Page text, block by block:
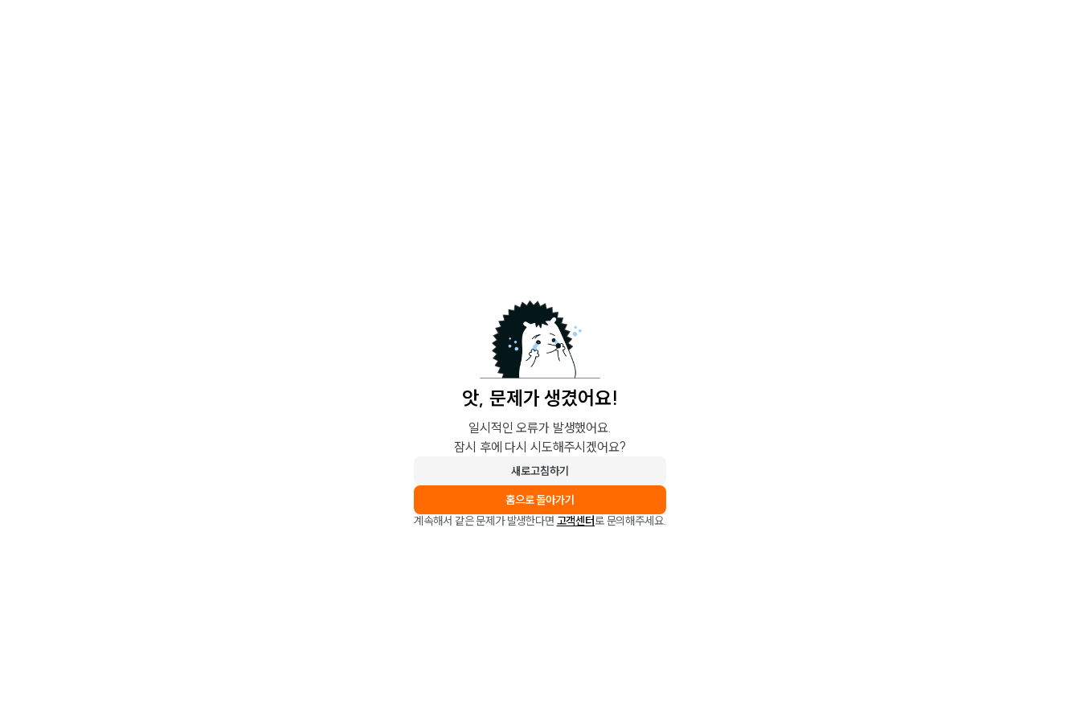
앗, 문제가 생겼어요!
일시적인 오류가 발생했어요.
잠시 후에 다시 시도해주시겠어요?
새로고침하기
홈으로 돌아가기
계속해서 같은 문제가 발생한다면 고객센터로 문의해주세요.